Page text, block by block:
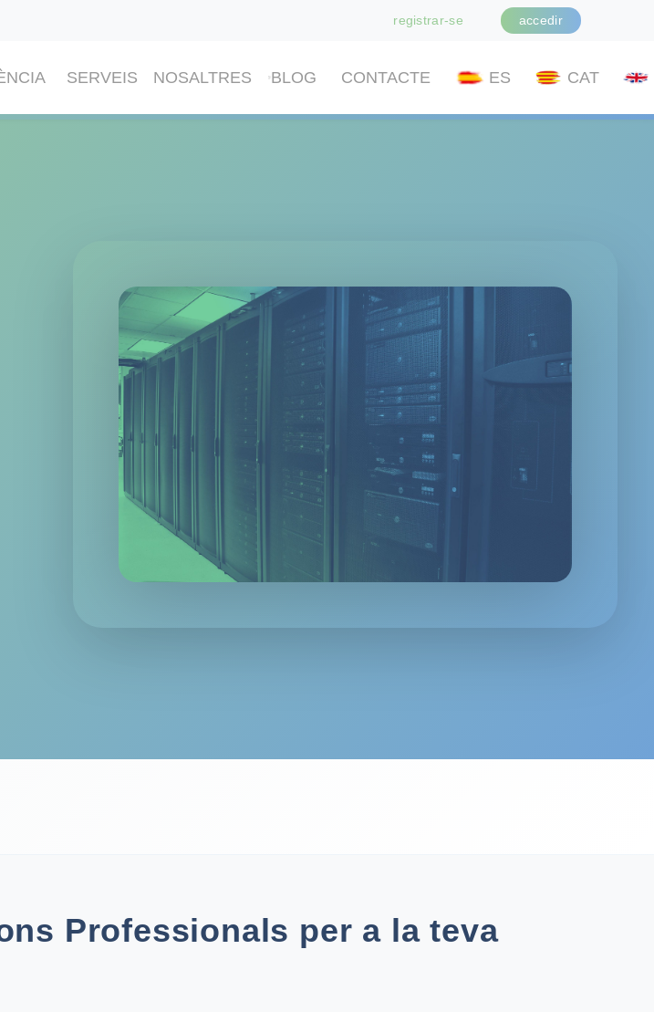
registrar-se accedir
SERVEIS NOSALTRES BLOG CONTACTE ES CAT
Professionals per a la teva